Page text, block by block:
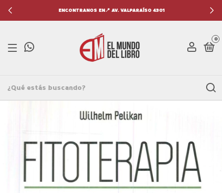
ENCONTRANOS EN📍 AV. VALPARAÍSO 4301
0